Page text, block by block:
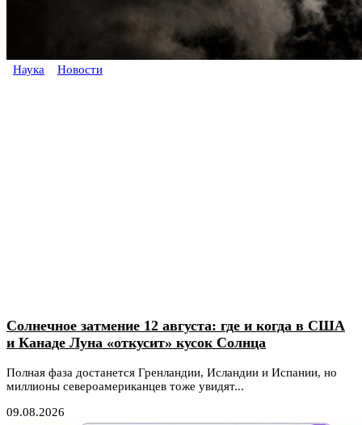
Наука Новости
Солнечное затмение 12 августа: где и когда в США
и Канаде Луна «откусит» кусок Солнца
Полная фаза достанется Гренландии, Исландии и Испании, но
миллионы североамериканцев тоже увидят...
09.08.2026